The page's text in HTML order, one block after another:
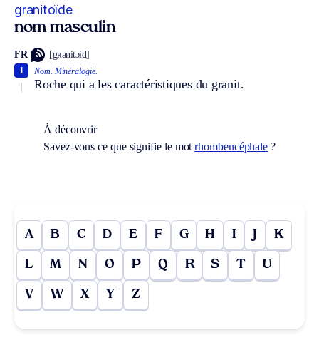
granitoïde
nom masculin
FR [gʀanitɔid]
Nom. Minéralogie.
Roche qui a les caractéristiques du granit.
1
À découvrir
Savez-vous ce que signifie le motrhombencéphale ?
A B C D E F G H I J K
L M N O P Q R S T U
V W X Y Z